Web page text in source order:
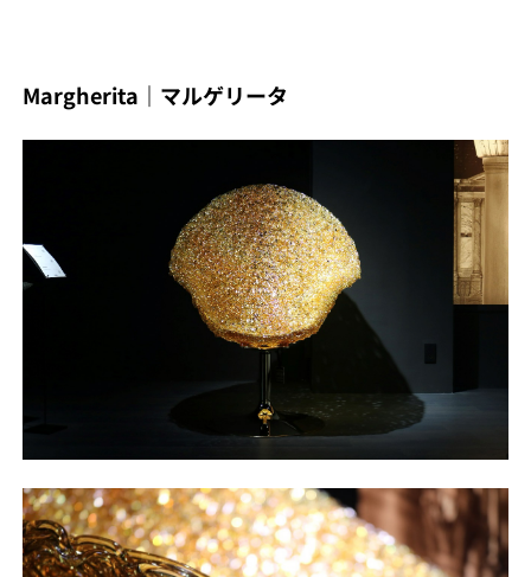
Margherita｜マルゲリータ